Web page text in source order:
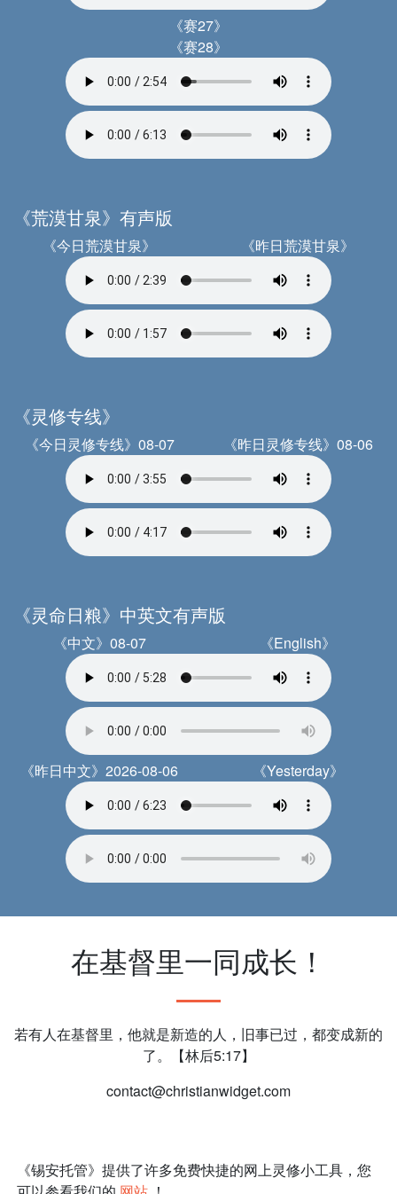
《赛27》
《赛28》
《荒漠甘泉》有声版
《今日荒漠甘泉》 《昨日荒漠甘泉》
《灵修专线》
《今日灵修专线》08-07 《昨日灵修专线》08-06
《灵命日粮》中英文有声版
《中文》08-07 《English》
《昨日中文》2026-08-06 《Yesterday》
在基督里一同成长！
若有人在基督里，他就是新造的人，旧事已过，都变成新的
了。【林后5:17】
contact@christianwidget.com
《锡安托管》提供了许多免费快捷的网上灵修小工具，您